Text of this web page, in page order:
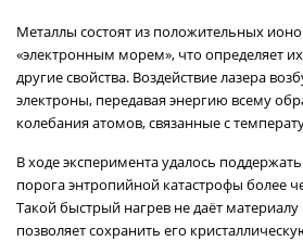
Металлы состоят из положительных
«электронным морем», что определяет
другие свойства. Воздействие лазера
электроны, передавая энергию всему
колебания атомов, связанные с
В ходе эксперимента удалось
порога энтропийной катастрофы более
Такой быстрый нагрев не даёт
позволяет сохранить его